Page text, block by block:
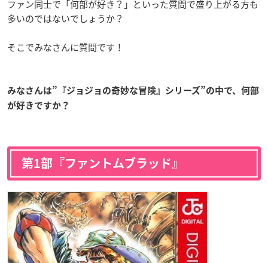
ファン同士で「何部が好き？」といった質問で盛り上がる方も
多いのではないでしょうか？
そこでみなさんに質問です！
みなさんは”『ジョジョの奇妙な冒険』シリーズ”の中で、何部
が好きですか？
第1部『ファントムブラッド』